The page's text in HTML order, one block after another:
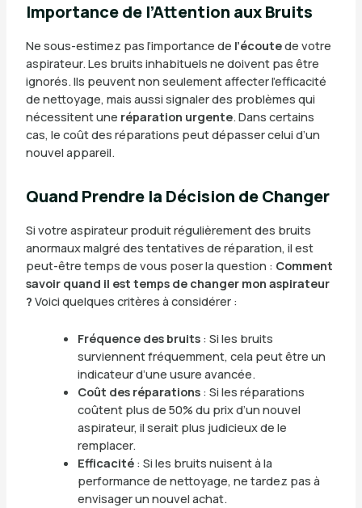
Importance de l’Attention aux Bruits
Ne sous-estimez pas l’importance de l’écoutede votre
aspirateur. Les bruits inhabituels ne doivent pas être
ignorés. Ils peuvent non seulement affecter l’efficacité
de nettoyage, mais aussi signaler des problèmes qui
nécessitent une réparation urgente. Dans certains
cas, le coût des réparations peut dépasser celui d’un
nouvel appareil.
Quand Prendre la Décision de Changer
Si votre aspirateur produit régulièrement des bruits
anormaux malgré des tentatives de réparation, il est
peut-être temps de vous poser la question : Comment
savoir quand il est temps de changer mon aspirateur
? Voici quelques critères à considérer :
Fréquence des bruits: Si les bruits
surviennent fréquemment, cela peut être un
indicateur d’une usure avancée.
Coût des réparations: Si les réparations
coûtent plus de 50% du prix d’un nouvel
aspirateur, il serait plus judicieux de le
remplacer.
Efficacité: Si les bruits nuisent à la
performance de nettoyage, ne tardez pas à
envisager un nouvel achat.